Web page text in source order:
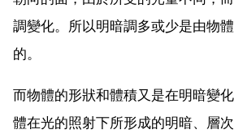
調變化。所以明暗調多或少是由物
的。
而物體的形狀和體積又是在明暗變
體在光的照射下所形成的明暗、層